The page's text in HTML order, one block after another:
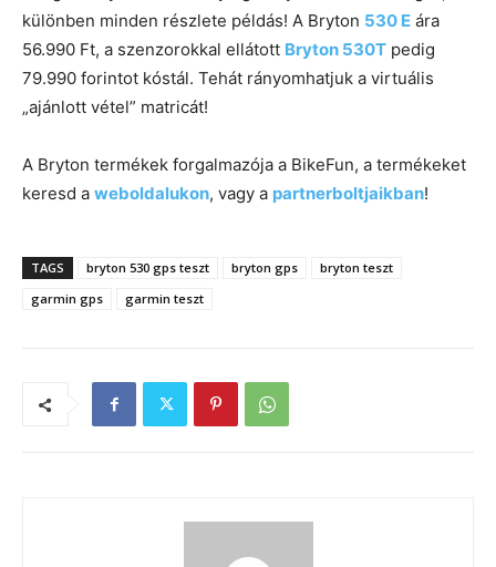
különben minden részlete példás! A Bryton 530 E ára
56.990 Ft, a szenzorokkal ellátott Bryton 530T pedig
79.990 forintot kóstál. Tehát rányomhatjuk a virtuális
„ajánlott vétel” matricát!
A Bryton termékek forgalmazója a BikeFun, a termékeket
keresd a weboldalukon, vagy a partnerboltjaikban!
TAGS bryton 530 gps teszt bryton gps
bryton teszt
garmin gps
garmin teszt